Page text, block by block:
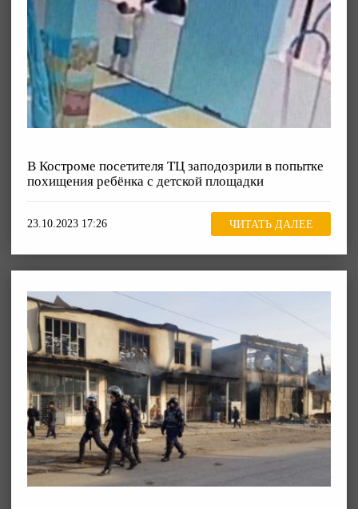
В Костроме посетителя ТЦ заподозрили в попытке
похищения ребёнка с детской площадки
23.10.2023 17:26 ЧИТАТЬ ДАЛЕЕ